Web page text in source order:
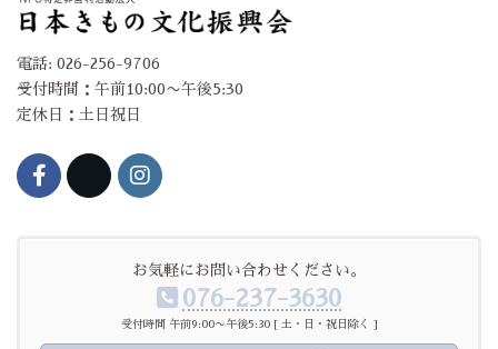
電話: 026-256-9706
受付時間：午前10:00〜午後5:30
定休日：土日祝日
お気軽にお問い合わせください。
076-237-3630
受付時間 午前9:00〜午後5:30 [ 土・日・祝日除く ]